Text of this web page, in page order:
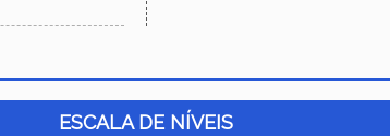
ESCALA DE NÍVEIS